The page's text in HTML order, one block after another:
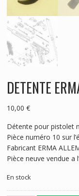
DETENTE
10,00 €
Détente pour pistolet
Pièce numéro 10 sur
Fabricant ERMA
Pièce neuve vendue a
En stock